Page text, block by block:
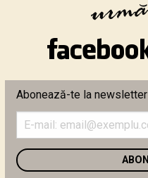
Abonează-te la newsletter
adresa
email
în